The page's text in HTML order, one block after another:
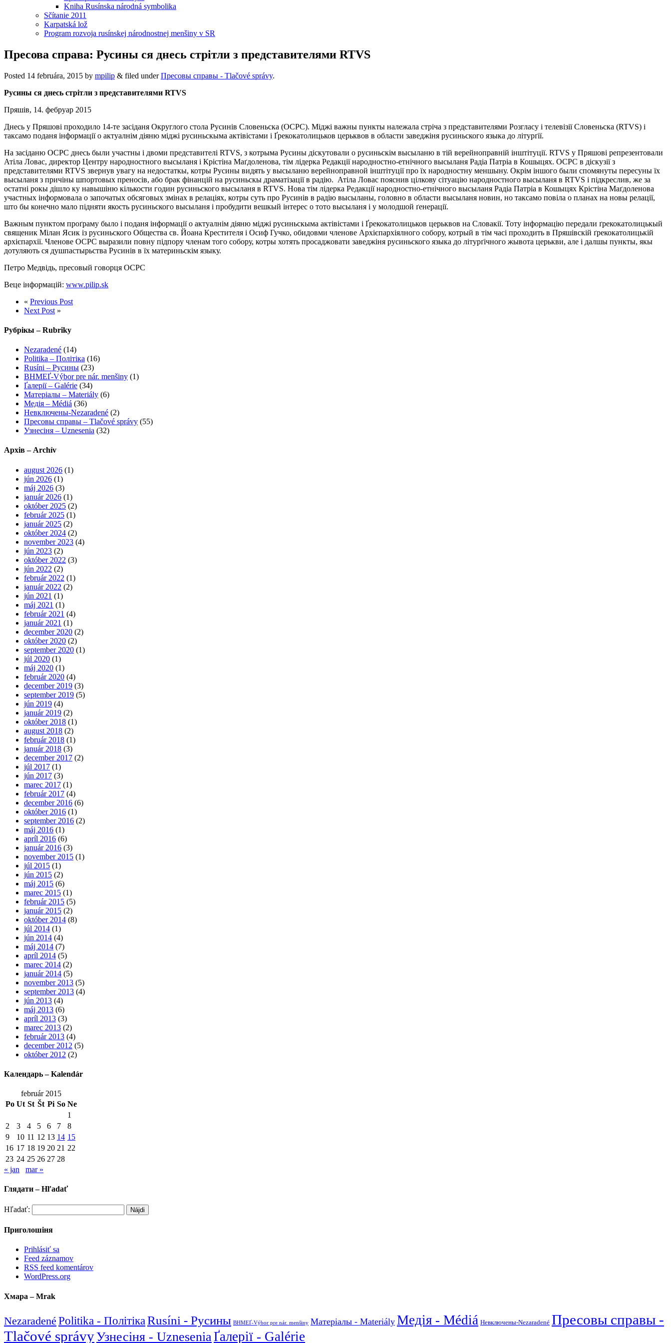
Kniha Rusínska národná symbolika
Sčítanie 2011
Karpatská lož
Program rozvoja rusínskej národnostnej menšiny v SR
Пресова справа: Русины ся днесь стрітли з представителями RTVS
Posted 14 februára, 2015 by mpilip & filed underПресовы справы - Tlačové správy.
Русины ся днесь стрітли з представителями RTVS
Пряшів, 14. фебруар 2015
Днесь у Пряшові проходило 14-те засіданя Округлого стола Русинів Словеньска (ОСРС). Міджі важны пункты належала стріча з представителями Розгласу і телевізії Словеньска (RTVS) і
таксамо поданя інформації о актуалнім діяню міджі русиньскыма актівістами і Ґрекокатолицьков церьквов в области заведжіня русиньского языка до літурґії.
На засіданю ОСРС днесь были участны і двоми представителі RTVS, з котрыма Русины діскутовали о русиньскім высыланю в тій верейноправній інштітуції. RTVS у Пряшові репрезентовали
Атіла Ловас, директор Центру народностного высыланя і Крістіна Маґдоленова, тім лідерка Редакції народностно-етнічного высыланя Радіа Патріа в Кошыцях. ОСРС в діскузії з
представителями RTVS звернув увагу на недостаткы, котры Русины видять у высыланю верейноправной інштітуції про їх народностну меншыну. Окрім іншого были спомянуты пересуны їх
высыланя з причіны шпортовых преносів, або брак фінанцій на русиньскы драматізації в радію. Атіла Ловас пояснив цілкову сітуацію народностного высыланя в RTVS і підкреслив, же за
остатні рокы дішло ку навышіню кількости годин русиньского высыланя в RTVS. Нова тім лідерка Редакції народностно-етнічного высыланя Радіа Патріа в Кошыцях Крістіна Маґдоленова
участных інформовала о започатых обсяговых змінах в релаціях, котры суть про Русинів в радію высыланы, головно в области высыланя новин, но таксамо повіла о планах на новы релації,
што бы конечно мало підняти якость русиньского высыланя і пробудити вешкый інтерес о тото высыланя і у молодшой ґенерації.
Важным пунктом проґраму было і поданя інформації о актуалнім діяню міджі русиньскыма актівістами і Ґрекокатолицьков церьквов на Словакії. Тоту інформацію передали ґрекокатолицькый
священик Мілан Ясик із русиньского Общества св. Йоана Крестителя і Осиф Гучко, обидовми членове Архієпархіялного собору, котрый в тім часі проходить в Пряшівскій ґрекокатолицькій
архієпархії. Членове ОСРС выразили повну підпору членам того собору, котры хотять просаджовати заведжіня русиньского языка до літурґічного жывота церькви, але і далшы пункты, якы
дотуляють ся душпастырьства Русинів в їх материньскім языку.
Петро Медвідь, пресовый говорця ОСРС
Веце інформацій: www.pilip.sk
« Previous Post
Next Post »
Рубрікы – Rubriky
Nezaradené (14)
Politika – Політіка (16)
Rusíni – Русины (23)
ВНМЕҐ-Výbor pre nár. menšiny (1)
Ґалерії – Galérie (34)
Матеріалы – Materiály (6)
Медія – Médiá (36)
Невключены-Nezaradené (2)
Пресовы справы – Tlačové správy (55)
Узнесіня – Uznesenia (32)
Архів – Archív
august 2026 (1)
jún 2026 (1)
máj 2026 (3)
január 2026 (1)
október 2025 (2)
február 2025 (1)
január 2025 (2)
október 2024 (2)
november 2023 (4)
jún 2023 (2)
október 2022 (3)
jún 2022 (2)
február 2022 (1)
január 2022 (2)
jún 2021 (1)
máj 2021 (1)
február 2021 (4)
január 2021 (1)
december 2020 (2)
október 2020 (2)
september 2020 (1)
júl 2020 (1)
máj 2020 (1)
február 2020 (4)
december 2019 (3)
september 2019 (5)
jún 2019 (4)
január 2019 (2)
október 2018 (1)
august 2018 (2)
február 2018 (1)
január 2018 (3)
december 2017 (2)
júl 2017 (1)
jún 2017 (3)
marec 2017 (1)
február 2017 (4)
december 2016 (6)
október 2016 (1)
september 2016 (2)
máj 2016 (1)
apríl 2016 (6)
január 2016 (3)
november 2015 (1)
júl 2015 (1)
jún 2015 (2)
máj 2015 (6)
marec 2015 (1)
február 2015 (5)
január 2015 (2)
október 2014 (8)
júl 2014 (1)
jún 2014 (4)
máj 2014 (7)
apríl 2014 (5)
marec 2014 (2)
január 2014 (5)
november 2013 (5)
september 2013 (4)
jún 2013 (4)
máj 2013 (6)
apríl 2013 (3)
marec 2013 (2)
február 2013 (4)
december 2012 (5)
október 2012 (2)
Календарь – Kalendár
február 2015
Po Ut St Št Pi So Ne
1
2
3 4 5 6 7
8
9
10 11 12 13 14 15
16 17 18 19 20 21 22
23 24 25 26 27 28
« jan
mar »
Глядати – Hľadať
Hľadať:
Приголошіня
Prihlásiť sa
Feed záznamov
RSS feed komentárov
WordPress.org
Хмара – Mrak
Nezaradené Politika - Політіка Rusíni - Русины ВНМЕҐ-Výbor pre nár. menšiny Матеріалы - Materiály Медія - Médiá Невключены-Nezaradené Пресовы справы -
Tlačové správyУзнесіня - Uznesenia Ґалерії - Galérie